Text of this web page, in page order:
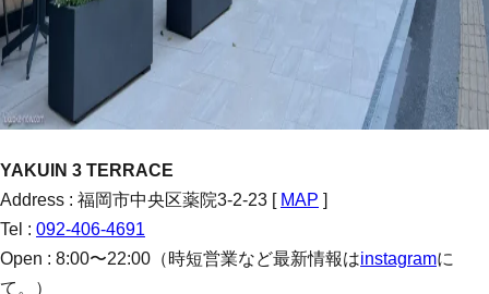
YAKUIN 3 TERRACE
Address : 福岡市中央区薬院3-2-23 [ MAP ]
Tel : 092-406-4691
Open : 8:00〜22:00（時短営業など最新情報はinstagramに
て。）